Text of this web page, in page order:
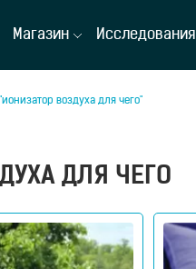
Магазин Исследования
воздуха для чего"
ДЛЯ ЧЕГО